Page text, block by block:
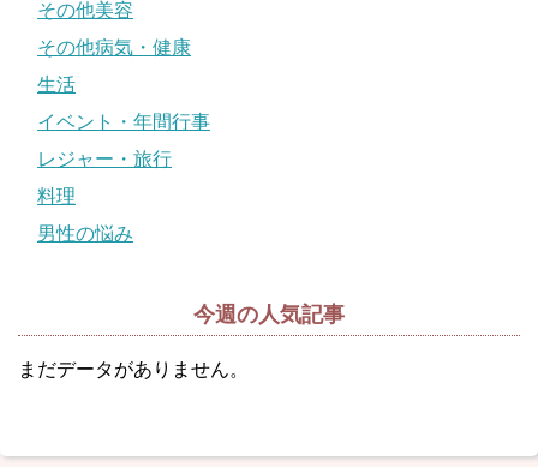
その他美容
その他病気・健康
生活
イベント・年間行事
レジャー・旅行
料理
男性の悩み
今週の人気記事
まだデータがありません。